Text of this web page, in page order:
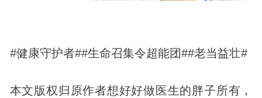
#健康守护者##生命召集令超能团##老当益壮#
本文版权归原作者想好好做医生的胖子所有，